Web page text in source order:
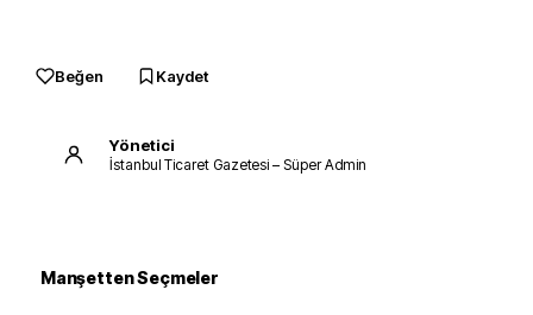
Beğen Kaydet
Yönetici
İstanbul Ticaret Gazetesi – Süper Admin
Manşetten Seçmeler